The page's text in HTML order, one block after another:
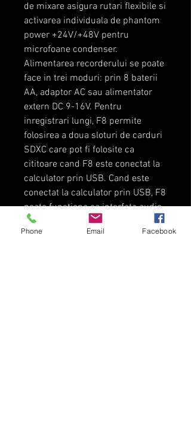
de mixare asigura rutari flexibile si
activarea individuala de phantom
power +24V/+48V pentru
microfoane condenser.
Alimentarea recorderului se poate
face in trei moduri: prin 8 baterii
AA, adaptor AC sau alimentator
extern DC 9-16V. Pentru
inregistrari lungi, F8 permite
folosirea a doua sloturi de carduri
SDXC care pot fi folosite ca
cititoare cand F8 este conectat la
calculator prin USB. Cand este
conectat la calculator prin USB, F8
poate functiona ca interfata audio
in configuratii de 2 in/ 2 out sau 8
in/ 4 out. Microfonul integrat
Phone Email Facebook